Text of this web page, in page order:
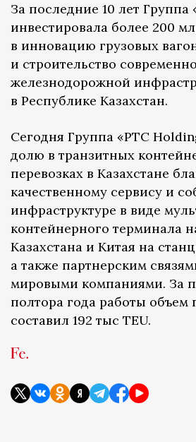
За последние 10 лет Группа
инвестировала более 200
в инновацию грузовых
и строительство
железнодорожной
в Республике Казахстан.
Сегодня Группа «PTC
долю в транзитных
перевозках в Казахстане
качественному сервису и
инфраструктуре в виде
контейнерного терминала
Казахстана и Китая на
а также партнерским
мировыми компаниями. За
полтора года работы объем
составил 192 тыс TEU.